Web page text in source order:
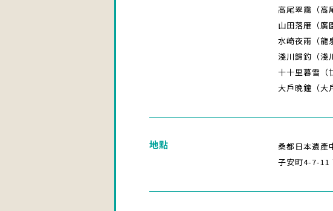
高尾翠靄（高
山田落雁（廣
水崎夜雨（龍
淺川歸釣（淺
十十里暮雪（
大戶晩鐘（大
地點
桑都日本遺產
子安町4-7-11